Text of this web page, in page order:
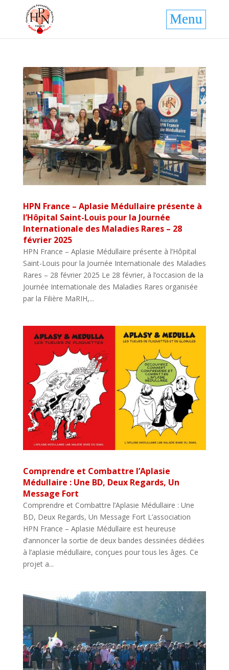
HPN France – Aplasie Médullaire présente à
l’Hôpital Saint-Louis pour la Journée
Internationale des Maladies Rares – 28
février 2025
HPN France – Aplasie Médullaire présente à l’Hôpital
Saint-Louis pour la Journée Internationale des Maladies
Rares – 28 février 2025 Le 28 février, à l’occasion de la
Journée Internationale des Maladies Rares organisée
par la Filière MaRIH,...
Comprendre et Combattre l’Aplasie
Médullaire : Une BD, Deux Regards, Un
Message Fort
Comprendre et Combattre l’Aplasie Médullaire : Une
BD, Deux Regards, Un Message Fort L’association
HPN France – Aplasie Médullaire est heureuse
d’annoncer la sortie de deux bandes dessinées dédiées
à l’aplasie médullaire, conçues pour tous les âges. Ce
projet a...